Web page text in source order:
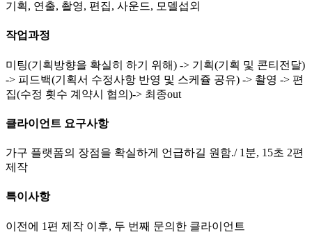
기획, 연출, 촬영, 편집, 사운드, 모델섭외
작업과정
미팅(기획방향을 확실히 하기 위해) -> 기획(기획 및 콘티전달)
-> 피드백(기획서 수정사항 반영 및 스케쥴 공유) -> 촬영 -> 편
집(수정 횟수 계약시 협의)-> 최종out
클라이언트 요구사항
가구 플랫폼의 장점을 확실하게 언급하길 원함./ 1분, 15초 2편
제작
특이사항
이전에 1편 제작 이후, 두 번째 문의한 클라이언트